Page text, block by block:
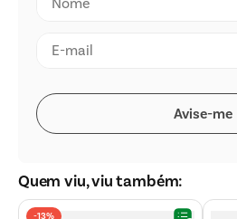
Quem viu, viu também:
-13%